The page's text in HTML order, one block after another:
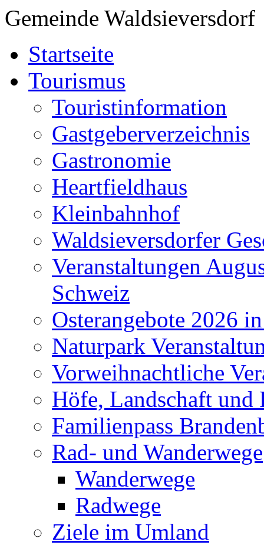
Gemeinde Waldsieversdorf
Startseite
Tourismus
Touristinformation
Gastgeberverzeichnis
Gastronomie
Heartfieldhaus
Kleinbahnhof
Waldsieversdorfer
Veranstaltungen
Schweiz
Osterangebote 2026
Naturpark
Vorweihnachtliche
Höfe, Landschaft und
Familienpass
Rad- und Wanderwege
Wanderwege
Radwege
Ziele im Umland